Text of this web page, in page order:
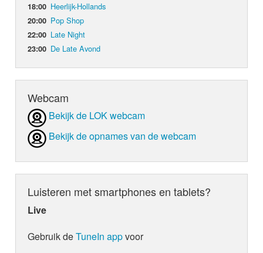
18:00 Heerlijk-Hollands
20:00 Pop Shop
22:00 Late Night
23:00 De Late Avond
Webcam
Bekijk de LOK webcam
Bekijk de opnames van de webcam
Luisteren met smartphones en tablets?
Live
Gebruik deTuneIn appvoor